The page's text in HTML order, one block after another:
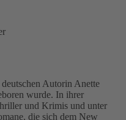
Autorin Anette
wurde. In ihrer
und Krimis und unter
die sich dem New